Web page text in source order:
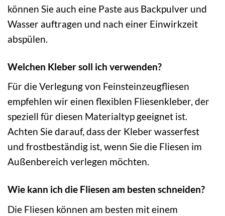
können Sie auch eine Paste aus Backpulver und
Wasser auftragen und nach einer Einwirkzeit
abspülen.
Welchen Kleber soll ich verwenden?
Für die Verlegung von Feinsteinzeugfliesen
empfehlen wir einen flexiblen Fliesenkleber, der
speziell für diesen Materialtyp geeignet ist.
Achten Sie darauf, dass der Kleber wasserfest
und frostbeständig ist, wenn Sie die Fliesen im
Außenbereich verlegen möchten.
Wie kann ich die Fliesen am besten schneiden?
Die Fliesen können am besten mit einem